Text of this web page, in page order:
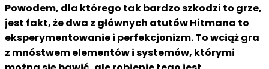
Powodem, dla którego tak bardzo szkodzi to grze,
jest fakt, że dwa z głównych atutów Hitmana to
eksperymentowanie i perfekcjonizm. To wciąż gra
z mnóstwem elementów i systemów, którymi